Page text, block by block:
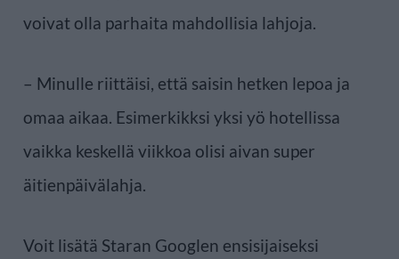
voivat olla parhaita mahdollisia lahjoja.
– Minulle riittäisi, että saisin hetken lepoa ja
omaa aikaa. Esimerkikksi yksi yö hotellissa
vaikka keskellä viikkoa olisi aivan super
äitienpäivälahja.
Voit lisätä Staran Googlen ensisijaiseksi